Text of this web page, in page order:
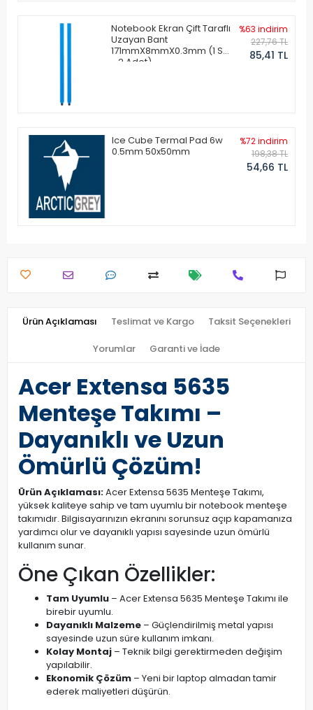
Notebook Ekran Çift Taraflı
Uzayan Bant
171mmX8mmX0.3mm (1 Set
- 2 Adet)
%63 indirim
227,76 TL
85,41 TL
Ice Cube Termal Pad 6w
0.5mm 50x50mm
%72 indirim
198,38 TL
54,66 TL
Ürün Açıklaması Teslimat ve Kargo Taksit Seçenekleri
Yorumlar Garanti ve İade
Acer Extensa 5635
Menteşe Takımı –
Dayanıklı ve Uzun
Ömürlü Çözüm!
Ürün Açıklaması:Acer Extensa 5635 Menteşe Takımı,
yüksek kaliteye sahip ve tam uyumlu bir notebook menteşe
takımıdır. Bilgisayarınızın ekranını sorunsuz açıp kapamanıza
yardımcı olur ve dayanıklı yapısı sayesinde uzun ömürlü
kullanım sunar.
Öne Çıkan Özellikler:
Tam Uyumlu – Acer Extensa 5635 Menteşe Takımı ile
birebir uyumlu.
Dayanıklı Malzeme – Güçlendirilmiş metal yapısı
sayesinde uzun süre kullanım imkanı.
Kolay Montaj – Teknik bilgi gerektirmeden değişim
yapılabilir.
Ekonomik Çözüm – Yeni bir laptop almadan tamir
ederek maliyetleri düşürün.